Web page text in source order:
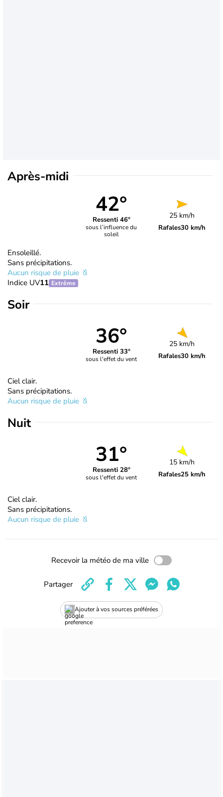
Après-midi
42°
Ressenti 46°
sous l’influence du
soleil
25 km/h
Rafales30 km/h
Ensoleillé.
Sans précipitations.
Aucun risque de pluie
Indice UV11 Extrême
Soir
36°
Ressenti 33°
sous l'effet du vent
25 km/h
Rafales30 km/h
Ciel clair.
Sans précipitations.
Aucun risque de pluie
Nuit
31°
Ressenti 28°
sous l'effet du vent
15 km/h
Rafales25 km/h
Ciel clair.
Sans précipitations.
Aucun risque de pluie
Recevoir la météo de ma ville
Ajouter à vos sources préférées
Partager